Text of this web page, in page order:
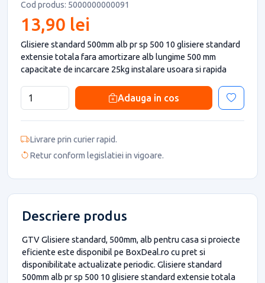
Cod produs: 5000000000091
13,90 lei
Glisiere standard 500mm alb pr sp 500 10 glisiere standard
extensie totala fara amortizare alb lungime 500 mm
capacitate de incarcare 25kg instalare usoara si rapida
Adauga in cos
Livrare prin curier rapid.
Retur conform legislatiei in vigoare.
Descriere produs
GTV Glisiere standard, 500mm, alb pentru casa si proiecte
eficiente este disponibil pe BoxDeal.ro cu pret si
disponibilitate actualizate periodic. Glisiere standard
500mm alb pr sp 500 10 glisiere standard extensie totala